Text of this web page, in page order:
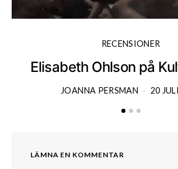
RECENSIONER
Elisabeth Ohlson på
JOANNA PERSMAN 20
LÄMNA EN KOMMENTAR